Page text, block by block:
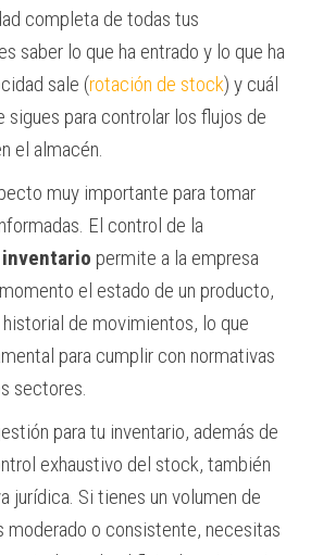
completa de todas tus
saber lo que ha entrado y lo que ha
sale (rotación de stock) y cuál
sigues para controlar los flujos de
el almacén.
muy importante para tomar
El control de la
permite a la empresa
el estado de un producto,
de movimientos, lo que
para cumplir con normativas
sectores.
para tu inventario, además de
exhaustivo del stock, también
jurídica. Si tienes un volumen de
moderado o consistente, necesitas